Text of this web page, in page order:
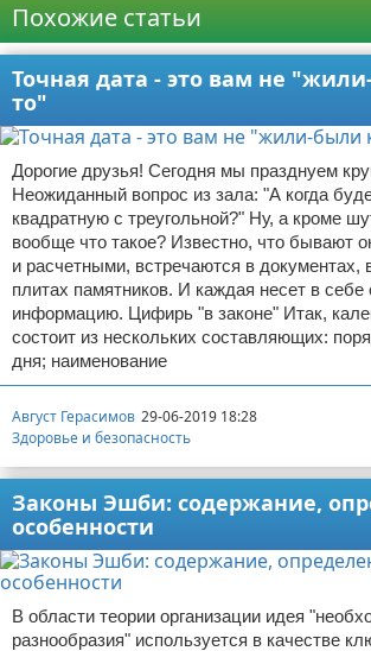
Похожие статьи
Точная дата - это вам не
то"
Дорогие друзья! Сегодня мы празднуем
Неожиданный вопрос из зала: "А когда
квадратную с треугольной?" Ну, а кроме
вообще что такое? Известно, что бывают
и расчетными, встречаются в документах,
плитах памятников. И каждая несет в
информацию. Цифирь "в законе" Итак,
состоит из нескольких составляющих:
дня; наименование
Август Герасимов 29-06-2019 18:28
Здоровье и безопасность
Законы Эшби: содержание,
особенности
В области теории организации идея
разнообразия" используется в качестве